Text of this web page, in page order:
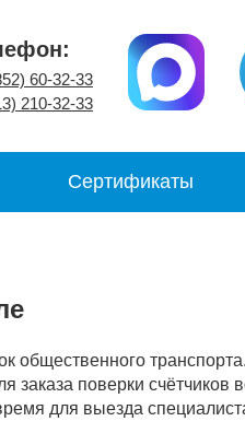
60-32-33
210-32-33
Сертификаты
общественного
заказа поверки
для выезда